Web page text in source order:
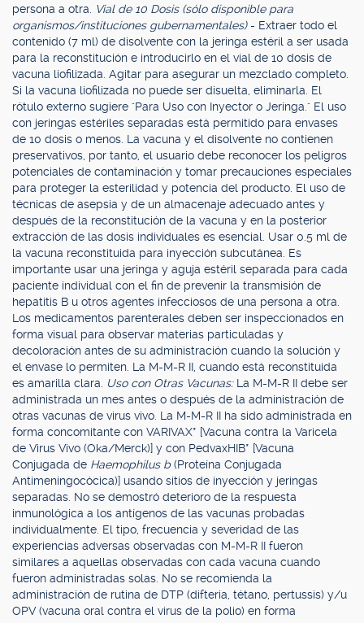
persona a otra.
Vial de 10 Dosis (sólo disponible para
organismos/instituciones gubernamentales) - Extraer todo el
contenido (7 ml) de disolvente con la jeringa estéril a ser usada
para la reconstitución e introducirlo en el vial de 10 dosis de
vacuna liofilizada. Agitar para asegurar un mezclado completo.
Si la vacuna liofilizada no puede ser disuelta, eliminarla. El
rótulo externo sugiere "Para Uso con Inyector o Jeringa." El uso
con jeringas estériles separadas está permitido para envases
de 10 dosis o menos. La vacuna y el disolvente no contienen
preservativos, por tanto, el usuario debe reconocer los peligros
potenciales de contaminación y tomar precauciones especiales
para proteger la esterilidad y potencia del producto. El uso de
técnicas de asepsia y de un almacenaje adecuado antes y
después de la reconstitución de la vacuna y en la posterior
extracción de las dosis individuales es esencial. Usar 0.5 ml de
la vacuna reconstituida para inyección subcutánea. Es
importante usar una jeringa y aguja estéril separada para cada
paciente individual con el fin de prevenir la transmisión de
hepatitis B u otros agentes infecciosos de una persona a otra.
Los medicamentos parenterales deben ser inspeccionados en
forma visual para observar materias particuladas y
decoloración antes de su administración cuando la solución y
el envase lo permiten. La M-M-R II, cuando está reconstituida
es amarilla clara.
Uso con Otras Vacunas: La M-M-R II debe ser
administrada un mes antes o después de la administración de
otras vacunas de virus vivo. La M-M-R II ha sido administrada en
forma concomitante con VARIVAX* [Vacuna contra la Varicela
de Virus Vivo (Oka/Merck)] y con PedvaxHIB* [Vacuna
Conjugada de Haemophilus b (Proteína Conjugada
Antimeningocócica)] usando sitios de inyección y jeringas
separadas. No se demostró deterioro de la respuesta
inmunológica a los antígenos de las vacunas probadas
individualmente. El tipo, frecuencia y severidad de las
experiencias adversas observadas con M-M-R II fueron
similares a aquellas observadas con cada vacuna cuando
fueron administradas solas. No se recomienda la
administración de rutina de DTP (difteria, tétano, pertussis) y/u
OPV (vacuna oral contra el virus de la polio) en forma